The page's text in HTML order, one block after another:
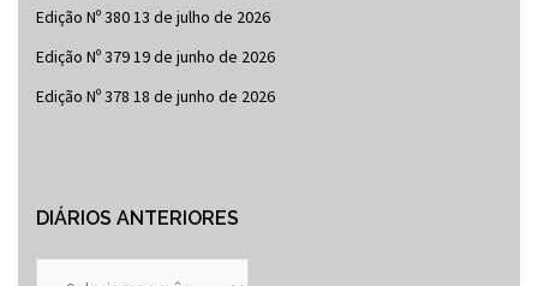
Edição Nº 38013 de julho de 2026
Edição Nº 37919 de junho de 2026
Edição Nº 378 18 de junho de 2026
DIÁRIOS ANTERIORES